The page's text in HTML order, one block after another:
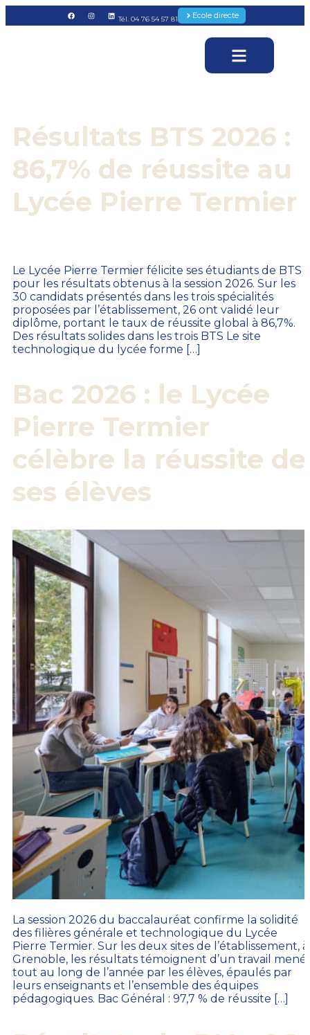
Tél. 04 76 54 57 81 Ecole directe
Résultats BTS 2026 :
86,7% de réussite au
Lycée Pierre Termier
Le Lycée Pierre Termier félicite ses étudiants de BTS
pour les résultats obtenus à la session 2026. Sur les
30 candidats présentés dans les trois spécialités
proposées par l’établissement, 26 ont validé leur
diplôme, portant le taux de réussite global à 86,7%.
Des résultats solides dans les trois BTS Le site
technologique du lycée forme […]
Bac 2026 : le Lycée
Pierre Termier
célèbre la réussite de
ses élèves
La session 2026 du baccalauréat confirme la solidité
des filières générale et technologique du Lycée
Pierre Termier. Sur les deux sites de l’établissement, à
Grenoble, les résultats témoignent d’un travail mené
tout au long de l’année par les élèves, épaulés par
leurs enseignants et l’ensemble des équipes
pédagogiques. Bac Général : 97,7 % de réussite […]